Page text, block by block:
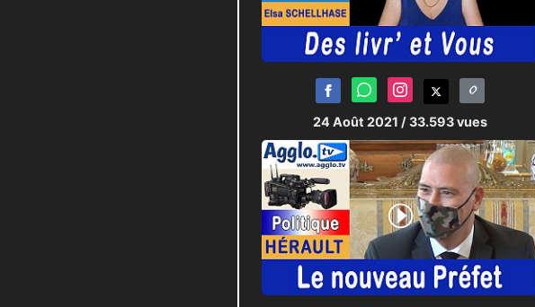
JRI :Pierric-Joël LOUBAT
Techniciens Plateau :Claudiaet
24 Août 2021 / 33.593 vues